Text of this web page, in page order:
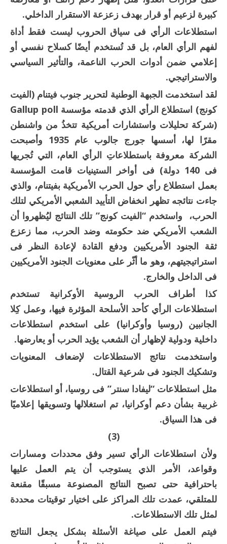
كبيرة لزعيم أو قرار بهدف زعزعة الاستقرار الداخلي.
استطلاعات الرأي فى سياق الحروب ليست فقط أداة
لفهم الرأي العام، بل قد تُستخدم أيضًا كسلاح نفسي أو
إعلامي ضمن أدوات الحرب الناعمة، والتأثير السياسي
والاستراتيجي.
لقد استخدمت الجبهة الوطنية لتحرير جنوب فيتنام (الفيت
كونج) استطلاع الرأي الذي قدمته مؤسسة Gallup poll
(شركة تحليلات واستشارات أمريكية تتخذُ من واشنطن
مقرًا لها، أسسها جورج جالوب عام 1935 وأصبحت
الشركة معروفة باستطلاعاتِ الرأي العام، التي تُجريها
فى 140 دولة) فى أواخر الستينيات قامت المؤسسة
بعمل استطلاع رأي حول الحرب الأمريكية بفيتنام، والذي
جاءت نتائجه تظهر انخفاض التأييد الشعبي الأمريكي لتلك
الحرب، واستخدم “الفيت كونج” تلك النتائج ليُظهروا أن
الشعب الأمريكي ضد حكومته وضد الحرب، مما زعزع
ثقة الجنود الأمريكيين ودفع القادة لإعادة النظر فى
استراتيجيتهم، وهو ما أثّر على معنويات الجنود الأمريكيين
فى الداخل والخارج.
كذا أطراف الحرب الروسية الأوكرانية تستخدم
استطلاعات الرأي كأحد الأسلحة المؤثرة فيها، وعمل كِلا
الجانبين (روسيا وأوكرانيا) على استخدم استطلاعات
داخلية ودولية لإظهار أن الشعب يؤيد الحرب أو يعارضها.
واستخدمت نتائج الاستطلاعات لإضعاف المعنويات
وتشكيك الجنود فى شرعية القتال.
مثل استطلاعات “ليفادا سنتر” فى روسيا، أو استطلاعات
غربية بشأن دعم أوكرانيا، تم استغلالها وتسويقها إعلاميًا
فى هذا السياق.
ولأن استطلاعات الرأي تسير وفق محددات ومسارات
وقواعد، الأمر الذي يستوجب أن يتم العمل عليها
باحترافية حتى تصبح النتائج المصنوعة مسبقًا مقنعة
للمتلقي، عمدت تلك المراكز على اختيار توقيتات محددة
لمثل تلك الاستطلاعات.
فيتم العمل على صياغة الأسئلة بشكل يجعل النتائج